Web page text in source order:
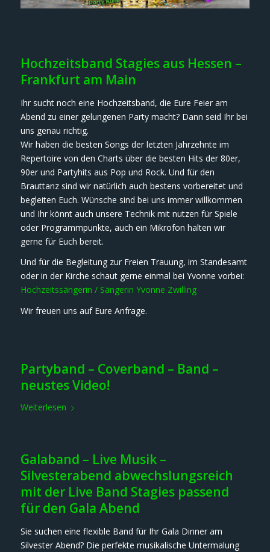
Hochzeitsband Stagies aus Hessen –
Frankfurt am Main
Ihr sucht noch eine Hochzeitsband, die Eure Feier am
Abend zu einer gelungenen Party macht? Dann seid Ihr bei
uns genau richtig.
Wir haben die besten Songs der letzten Jahrzehnte im
Repertoire von den Charts über die besten Hits der 80er,
90er und Partyhits aus Pop und Rock. Und für den
Brauttanz sind wir natürlich auch bestens vorbereitet und
begleiten Euch. Wünsche sind bei uns immer willkommen
und Ihr könnt auch unsere Technik mit nutzen für Spiele
oder Programmpunkte, auch ein Mikrofon halten wir
gerne für Euch bereit.
Und für die Begleitung zur Freien Trauung, im Standesamt
oder in der Kirche schaut gerne einmal bei Yvonne vorbei:
Hochzeitssängerin / Sängerin Yvonne Zwilling
Wir freuen uns auf Eure Anfrage.
Partyband – Coverband – Band –
neustes Video!
Weiterlesen
Galaband – Live Musik –
Silvesterabend abwechslungsreich
mit der Live Band Stagies passend
für den Gala Abend
Sie suchen eine flexible Band für Ihr Gala Dinner am
Silvester Abend? Die perfekte musikalische Untermalung